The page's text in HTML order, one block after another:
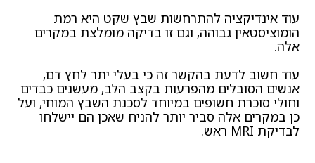
עוד אינדיקציה להתרחשות שבץ שקט היא רמת
הומוציסטאין גבוהה, וגם זו בדיקה מומלצת במקרים
אלה.
עוד חשוב לדעת בהקשר זה כי בעלי יתר לחץ דם,
אנשים הסובלים מהפרעות בקצב הלב, מעשנים כבדים
וחולי סוכרת חשופים במיוחד לסכנת השבץ המוחי, ועל
כן במקרים אלה סביר יותר להניח שאכן הם יישלחו
לבדיקת MRI ראש.